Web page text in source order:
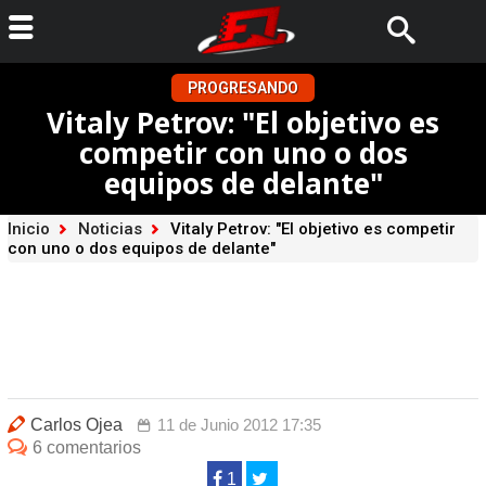
PROGRESANDO
Vitaly Petrov: "El objetivo es
competir con uno o dos
equipos de delante"
Inicio Noticias
Vitaly Petrov: "El objetivo es competir
con uno o dos equipos de delante"
Carlos Ojea
11 de Junio 2012 17:35
6 comentarios
1